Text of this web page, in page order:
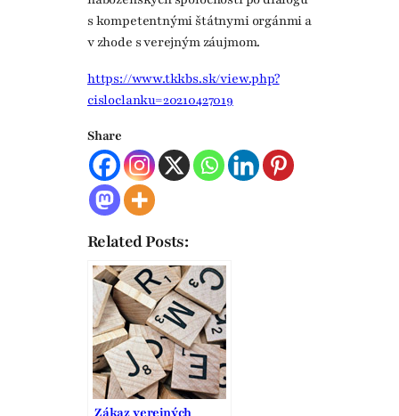
s kompetentnými štátnymi orgánmi a
v zhode s verejným záujmom.
https://www.tkkbs.sk/view.php?
cisloclanku=20210427019
Share
Related Posts: